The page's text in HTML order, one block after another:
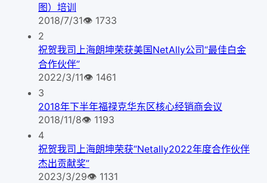
图）培训
2018/7/31👁 1733
2
祝贺我司上海朗坤荣获美国NetAlly公司“最佳白金
合作伙伴”
2022/3/11👁 1461
3
2018年下半年福禄克华东区核心经销商会议
2018/11/8👁 1193
4
祝贺我司上海朗坤荣获“Netally2022年度合作伙伴
杰出贡献奖”
2023/3/29👁 1131